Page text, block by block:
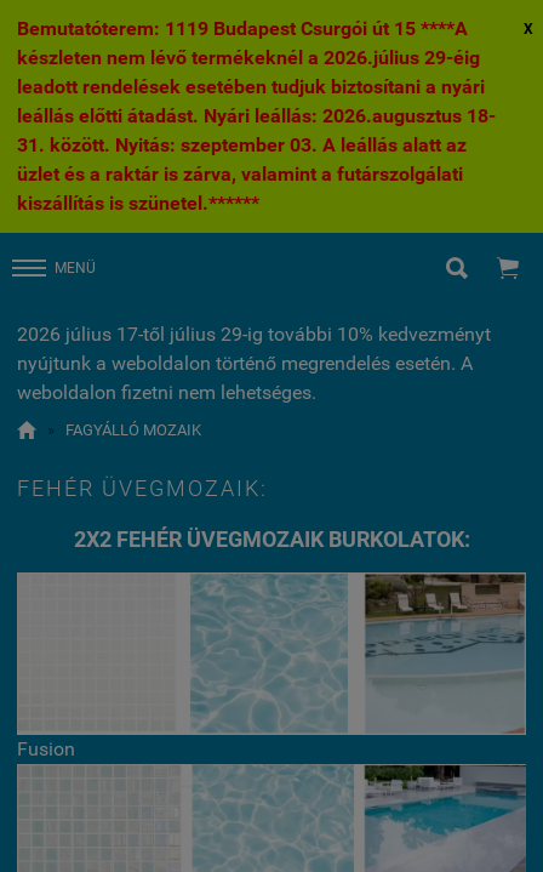
Bemutatóterem: 1119 Budapest Csurgói út 15 ****A
készleten nem lévő termékeknél a 2026.július 29-éig
leadott rendelések esetében tudjuk biztosítani a nyári
leállás előtti átadást. Nyári leállás: 2026.augusztus 18-
31. között. Nyitás: szeptember 03. A leállás alatt az
üzlet és a raktár is zárva, valamint a futárszolgálati
kiszállítás is szünetel.******
X
MENÜ  
2026 július 17-től július 29-ig további 10% kedvezményt
nyújtunk a weboldalon történő megrendelés esetén. A
weboldalon fizetni nem lehetséges.
 » FAGYÁLLÓ MOZAIK
FEHÉR ÜVEGMOZAIK:
2X2 FEHÉR ÜVEGMOZAIK BURKOLATOK:
Fusion